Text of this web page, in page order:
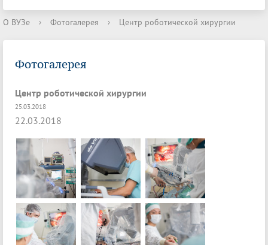
О ВУЗе › Фотогалерея › Центр роботической хирургии
Фотогалерея
Центр роботической хирургии
25.03.2018
22.03.2018